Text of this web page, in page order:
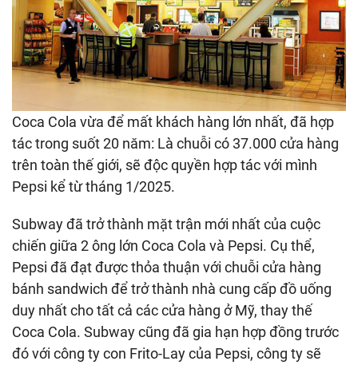
Coca Cola vừa để mất khách hàng lớn nhất, đã hợp
tác trong suốt 20 năm: Là chuỗi có 37.000 cửa hàng
trên toàn thế giới, sẽ độc quyền hợp tác với mình
Pepsi kể từ tháng 1/2025.
Subway đã trở thành mặt trận mới nhất của cuộc
chiến giữa 2 ông lớn Coca Cola và Pepsi. Cụ thể,
Pepsi đã đạt được thỏa thuận với chuỗi cửa hàng
bánh sandwich để trở thành nhà cung cấp đồ uống
duy nhất cho tất cả các cửa hàng ở Mỹ, thay thế
Coca Cola. Subway cũng đã gia hạn hợp đồng trước
đó với công ty con Frito-Lay của Pepsi, công ty sẽ